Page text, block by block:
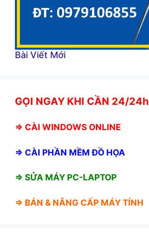
Bài Viết Mới
GỌI NGAY KHI CẦN 24/24h
⇒ CÀI WINDOWS ONLINE
⇒ CÀI PHẦN MỀM ĐỒ HỌA
⇒ SỬA MÁY PC-LAPTOP
⇒ BÁN & NÂNG CẤP MÁY TÍNH